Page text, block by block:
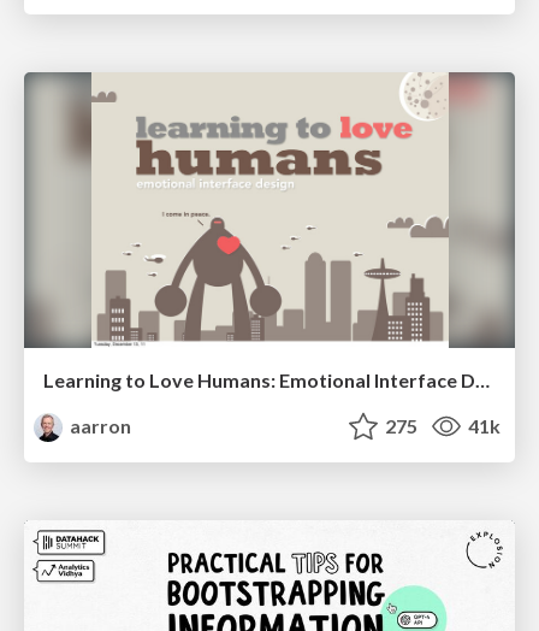
Learning to Love Humans: Emotional Interface Design
aarron
275 41k